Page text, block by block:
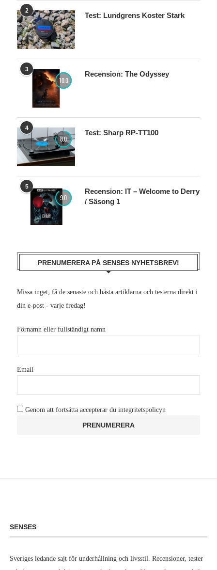
2
Test: Lundgrens Koster Stark
3
10.0
Recension: The Odyssey
4
8.0
Test: Sharp RP-TT100
5
9.0
Recension: IT – Welcome to Derry
/ Säsong 1
PRENUMERERA PÅ SENSES NYHETSBREV!
Missa inget, få de senaste och bästa artiklarna och testerna direkt i
din e-post - varje fredag!
Förnamn eller fullständigt namn
Email
Genom att fortsätta accepterar du integritetspolicyn
SENSES
Sveriges ledande sajt för underhållning och livsstil. Recensioner, tester